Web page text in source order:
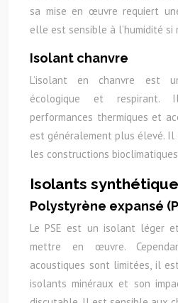
sa mise en œuvre requiert
elle est sensible à l’humidité si
Isolant chanvre
L’isolant en chanvre est
écologique et
performances thermiques et
est généralement plus élevé.
les constructions
Isolants
Polystyrène expansé
Le PSE est un isolant léger
mettre en œuvre.
acoustiques sont limitées, il
isolants minéraux et son